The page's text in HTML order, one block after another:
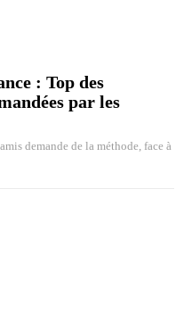
: Top des
par les
demande de la méthode, face à